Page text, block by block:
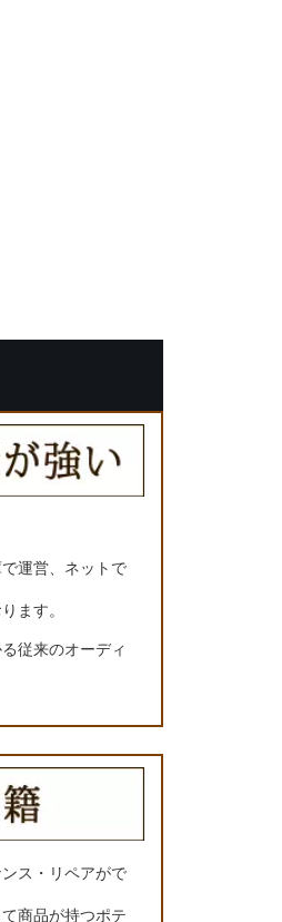
運営、ネットで
ます。
従来のオーディ
ス・リペアがで
商品が持つポテ